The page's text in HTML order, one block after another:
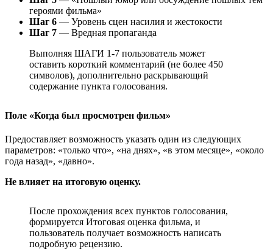
героями фильма»
Шаг 6 — Уровень сцен насилия и жестокости
Шаг 7 — Вредная пропаганда
Выполняя ШАГИ 1-7 пользователь может
оставить короткий комментарий (не более 450
символов), дополнительно раскрывающий
содержание пункта голосования.
Поле «Когда был просмотрен фильм»
Предоставляет возможность указать один из следующих
параметров: «только что», «на днях», «в этом месяце», «около
года назад», «давно».
Не влияет на итоговую оценку.
После прохождения всех пунктов голосования,
формируется Итоговая оценка фильма, и
пользователь получает возможность написать
подробную рецензию.